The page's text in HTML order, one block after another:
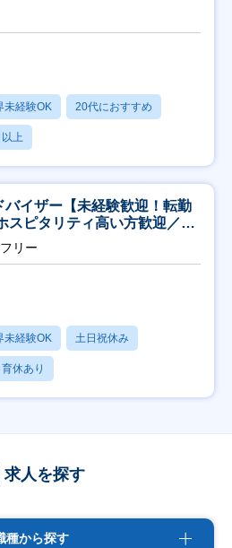
未経験OK 20代におすすめ
上
バイザー【未経験歓迎！転勤
スピタリティ高い方歓迎／土
リー
未経験OK 土日祝休み
休あり
求人を探す
種から探す